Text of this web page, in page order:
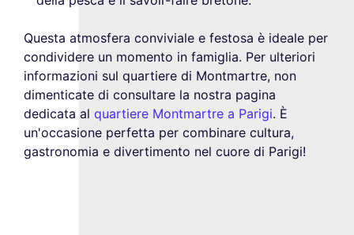
Questa atmosfera conviviale e festosa è ideale per
condividere un momento in famiglia. Per ulteriori
informazioni sul quartiere di Montmartre, non
dimenticate di consultare la nostra pagina
dedicata al quartiere Montmartre a Parigi. È
un'occasione perfetta per combinare cultura,
gastronomia e divertimento nel cuore di Parigi!